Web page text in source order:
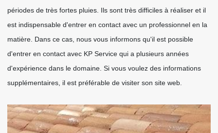
périodes de très fortes pluies. Ils sont très difficiles à réaliser et il
est indispensable d'entrer en contact avec un professionnel en la
matière. Dans ce cas, nous vous informons qu'il est possible
d'entrer en contact avec KP Service qui a plusieurs années
d'expérience dans le domaine. Si vous voulez des informations
supplémentaires, il est préférable de visiter son site web.